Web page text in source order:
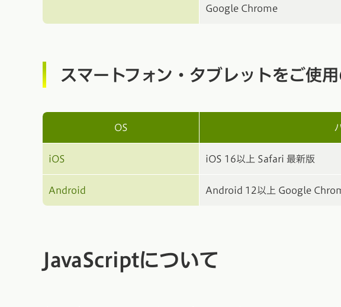
Google Chrome
スマートフォン・タブレットをご使
OS
iOS iOS 16以上 Safari 最新版
Android Android 12以上 Google
JavaScriptについて